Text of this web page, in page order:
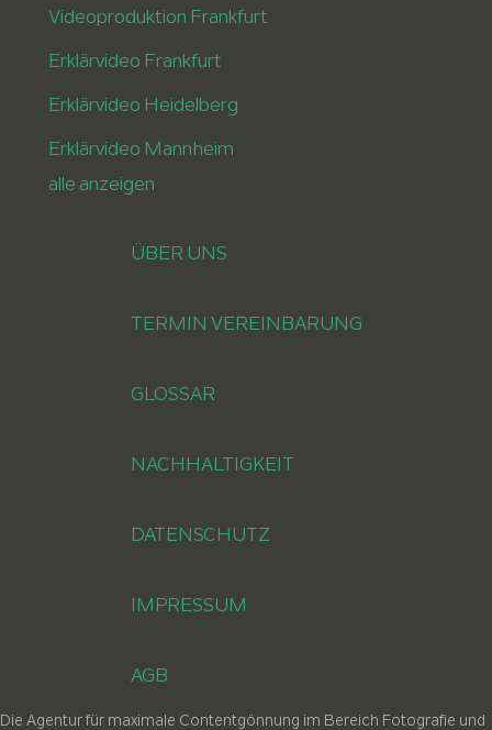
Videoproduktion Frankfurt
Erklärvideo Frankfurt
Erklärvideo Heidelberg
Erklärvideo Mannheim
alle anzeigen
ÜBER UNS
TERMIN VEREINBARUNG
GLOSSAR
NACHHALTIGKEIT
DATENSCHUTZ
IMPRESSUM
AGB
Die Agentur für maximale Contentgönnung im Bereich Fotografie und